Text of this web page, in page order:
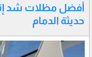
أفضل مظلات شد
حديثة الدمام